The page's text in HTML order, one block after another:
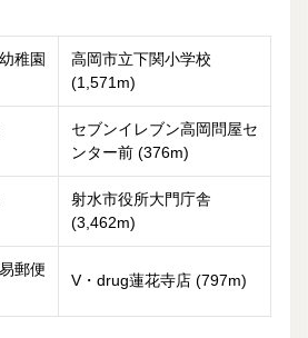
稚園
高岡市立下関小学校
(1,571m)
セブンイレブン高岡問屋セ
ンター前 (376m)
射水市役所大門庁舎
(3,462m)
郵便
V・drug蓮花寺店 (797m)